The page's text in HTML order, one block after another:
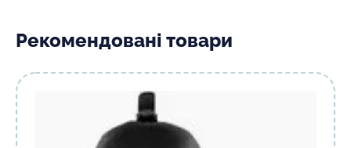
Рекомендовані товари